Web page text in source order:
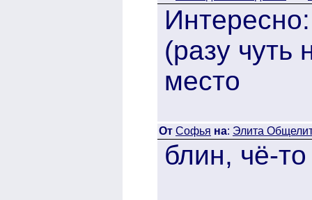
(разу чуть
место
От Софья на: Элита
блин, чё-